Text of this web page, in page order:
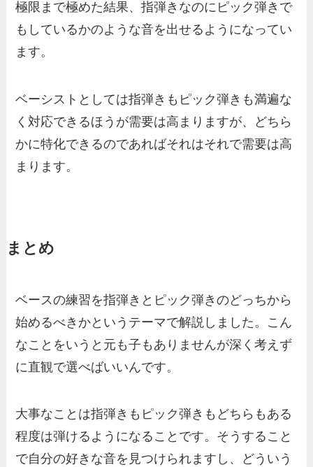
極限まで極めた結果、指弾きなのにピック弾きで
もしているかのような音を出せるようになってい
ます。
ベーシストとしては指弾きもピック弾きも満遍な
く対応できるほうが需要は高まりますが、どちら
かに特化できるのであればそれはそれで需要は高
まります。
まとめ
ベースの練習を指弾きとピック弾きのどっちから
始めるべきかというテーマで解説しました。こん
なことをいうと元も子もありませんが深く考えず
に直観で選べばいいんです。
大事なことは指弾きもピック弾きもどちらもある
程度は弾けるようになることです。そうすること
で自分の好きな音を見つけられますし、どういう